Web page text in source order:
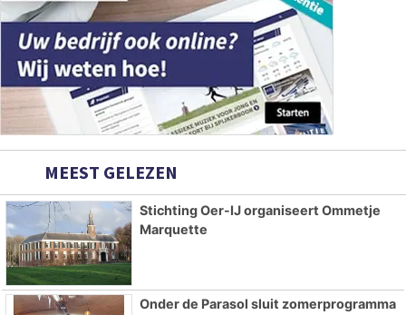
MEEST GELEZEN
Stichting Oer-IJ organiseert Ommetje
Marquette
Onder de Parasol sluit zomerprogramma